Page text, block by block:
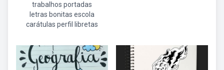
trabalhos portadas
letras bonitas escola
carátulas perfil libretas